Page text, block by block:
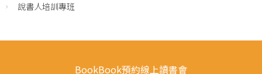
說書人培訓專班
BookBook預約線上讀書會